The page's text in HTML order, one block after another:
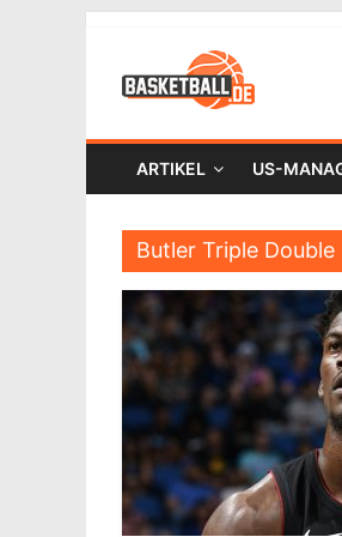
ARTIKEL US-
Butler Triple Double